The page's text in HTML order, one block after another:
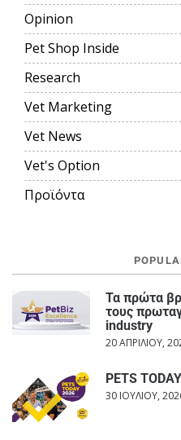
Opinion
Pet Shop Inside
Research
Vet Marketing
Vet News
Vet's Option
Προϊόντα
Τα πρώτα
τους
industry
20 ΑΠΡΙΛΊΟΥ,
PETS
30 ΙΟΥΛΊΟΥ,